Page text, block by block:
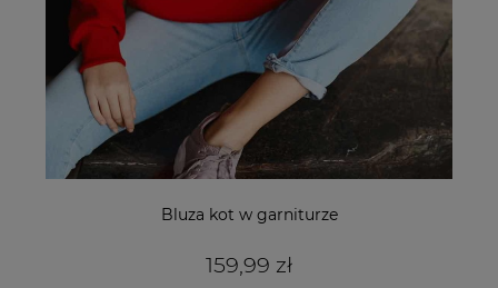
Bluza kot w garniturze
159,99 zł